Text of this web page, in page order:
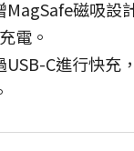
MagSafe磁吸設
電。
C進行快充